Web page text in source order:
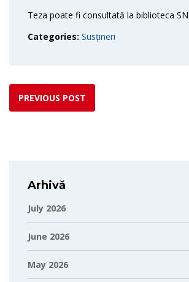
Teza poate fi consultată la biblioteca
Categories: Susțineri
PREVIOUS POST
Arhivă
July 2026
June 2026
May 2026